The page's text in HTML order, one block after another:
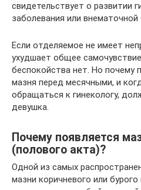
свидетельствует о развитии
заболевания или
Если отделяемое не имеет
ухудшает общее
беспокойства нет. Но почему
мазня перед месячными, и
обращаться к гинекологу,
девушка.
Почему появляется
(полового акта)?
Одной из самых
мазни коричневого или